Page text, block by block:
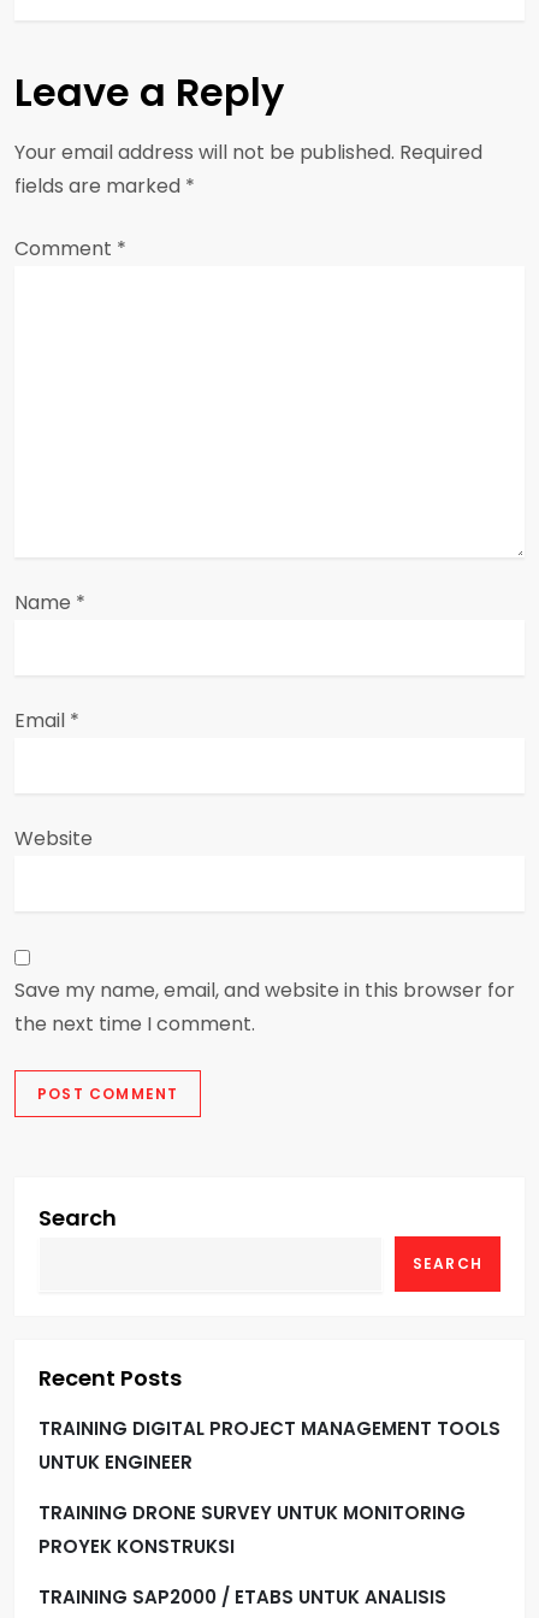
n
a
v
i
Leave a Reply
Your email address will not be published. Required
fields are marked *
Comment *
Name *
Email *
Website
Save my name, email, and website in this browser for
the next time I comment.
Search
SEARCH
Recent Posts
TRAINING DIGITAL PROJECT MANAGEMENT TOOLS
UNTUK ENGINEER
TRAINING DRONE SURVEY UNTUK MONITORING
PROYEK KONSTRUKSI
TRAINING SAP2000 / ETABS UNTUK ANALISIS